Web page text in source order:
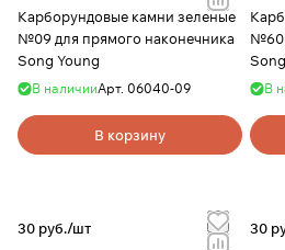
Карборундовые камни зеленые
№09 для прямого наконечника
Song Young
В наличииАрт. 06040-09
В корзину
№60
В
30 руб./шт
30